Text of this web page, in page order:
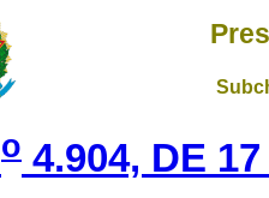
o 4.904, DE